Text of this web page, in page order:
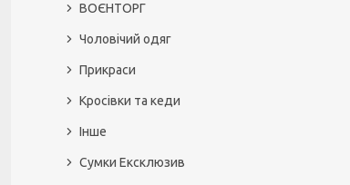
ВОЄНТОРГ
Чоловічий одяг
Прикраси
Кросівки та кеди
Інше
Сумки Ексклюзив